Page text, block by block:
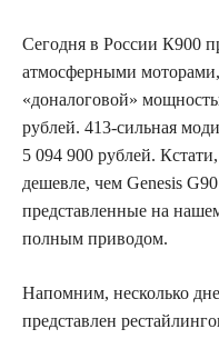
Сегодня в России К900
атмосферными
«доналоговой»
рублей. 413-сильная
5 094 900 рублей.
дешевле, чем Genesis
представленные на
полным приводом.
Напомним, несколько
представлен